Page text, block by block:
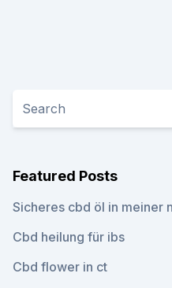
Featured Posts
Sicheres cbd öl in meiner
Cbd heilung für ibs
Cbd flower in ct